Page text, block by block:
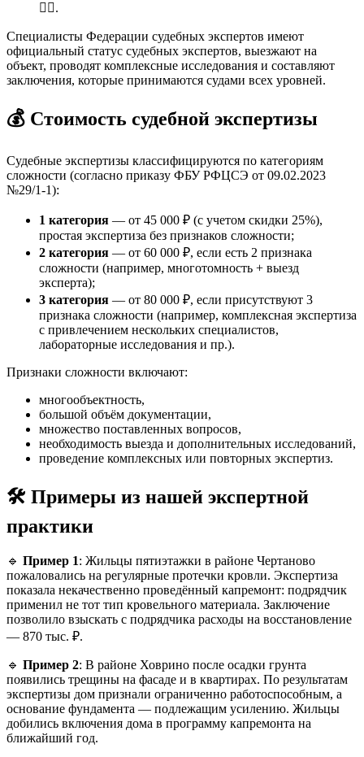
🧑‍⚖️.
Специалисты Федерации судебных экспертов имеют
официальный статус судебных экспертов, выезжают на
объект, проводят комплексные исследования и составляют
заключения, которые принимаются судами всех уровней.
💰 Стоимость судебной экспертизы
Судебные экспертизы классифицируются по категориям
сложности (согласно приказу ФБУ РФЦСЭ от 09.02.2023
№29/1-1):
1 категория — от 45 000 ₽ (с учетом скидки 25%),
простая экспертиза без признаков сложности;
2 категория — от 60 000 ₽, если есть 2 признака
сложности (например, многотомность + выезд
эксперта);
3 категория — от 80 000 ₽, если присутствуют 3
признака сложности (например, комплексная экспертиза
с привлечением нескольких специалистов,
лабораторные исследования и пр.).
Признаки сложности включают:
многообъектность,
большой объём документации,
множество поставленных вопросов,
необходимость выезда и дополнительных исследований,
проведение комплексных или повторных экспертиз.
🛠️ Примеры из нашей экспертной
практики
🔹 Пример 1: Жильцы пятиэтажки в районе Чертаново
пожаловались на регулярные протечки кровли. Экспертиза
показала некачественно проведённый капремонт: подрядчик
применил не тот тип кровельного материала. Заключение
позволило взыскать с подрядчика расходы на восстановление
— 870 тыс. ₽.
🔹 Пример 2: В районе Ховрино после осадки грунта
появились трещины на фасаде и в квартирах. По результатам
экспертизы дом признали ограниченно работоспособным, а
основание фундамента — подлежащим усилению. Жильцы
добились включения дома в программу капремонта на
ближайший год.